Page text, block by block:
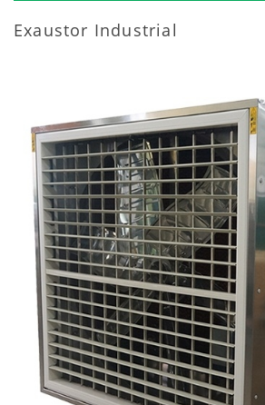
Exaustor Industrial